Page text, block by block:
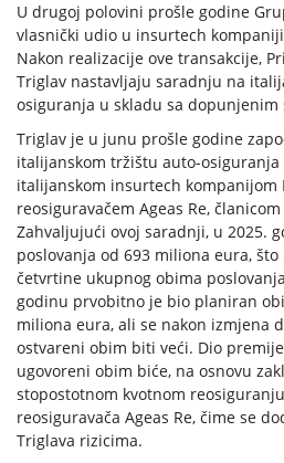
U drugoj polovini prošle godine
vlasnički udio u insurtech
Nakon realizacije ove transakcije,
Triglav nastavljaju saradnju na
osiguranja u skladu sa
Triglav je u junu prošle godine
italijanskom tržištu auto-
italijanskom insurtech kompanijom
reosiguravačem Ageas Re,
Zahvaljujući ovoj saradnji, u 2025.
poslovanja od 693 miliona eura,
četvrtine ukupnog obima
godinu prvobitno je bio planiran
miliona eura, ali se nakon izmjena
ostvareni obim biti veći. Dio
ugovoreni obim biće, na osnovu
stopostotnom kvotnom
reosiguravača Ageas Re, čime se
Triglava rizicima.